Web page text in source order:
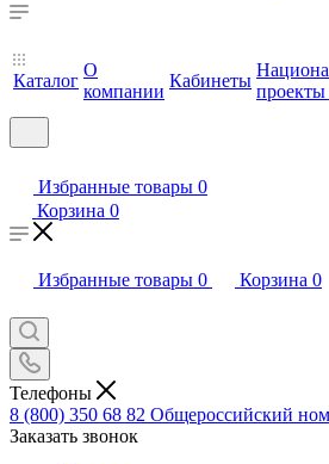
Каталог
О
компании
Кабинеты
проекты
Избранные товары 0
Корзина 0
Избранные товары 0 Корзина 0
Телефоны
8 (800) 350 68 82 Общероссийский
Заказать звонок